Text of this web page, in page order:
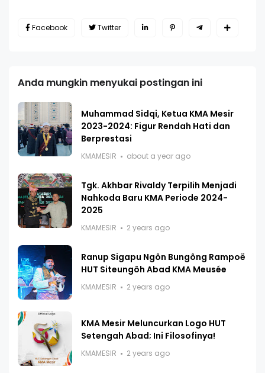
Facebook Twitter
Anda mungkin menyukai postingan ini
Muhammad Sidqi, Ketua KMA Mesir
2023-2024: Figur Rendah Hati dan
Berprestasi
KMAMESIR about a year ago
Tgk. Akhbar Rivaldy Terpilih Menjadi
Nahkoda Baru KMA Periode 2024-
2025
KMAMESIR 2 years ago
Ranup Sigapu Ngôn Bungông Rampoë
HUT Siteungôh Abad KMA Meusée
KMAMESIR 2 years ago
KMA Mesir Meluncurkan Logo HUT
Setengah Abad; Ini Filosofinya!
KMAMESIR 2 years ago